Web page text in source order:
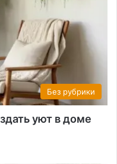
Без рубрики
уют в доме